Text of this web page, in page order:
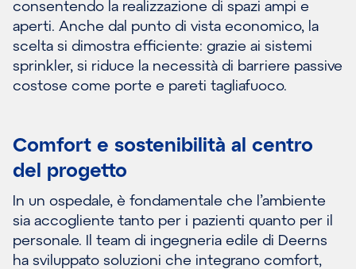
consentendo la realizzazione di spazi ampi e
aperti. Anche dal punto di vista economico, la
scelta si dimostra efficiente: grazie ai sistemi
sprinkler, si riduce la necessità di barriere passive
costose come porte e pareti tagliafuoco.
Comfort e sostenibilità al centro
del progetto
In un ospedale, è fondamentale che l’ambiente
sia accogliente tanto per i pazienti quanto per il
personale. Il team di ingegneria edile di Deerns
ha sviluppato soluzioni che integrano comfort,